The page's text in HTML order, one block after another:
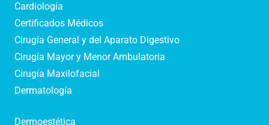
Cardiología
Certificados Médicos
Cirugía General y del Aparato Digestivo
Cirugía Mayor y Menor Ambulatoria
Cirugía Maxilofacial
Dermatología
Dermoestética